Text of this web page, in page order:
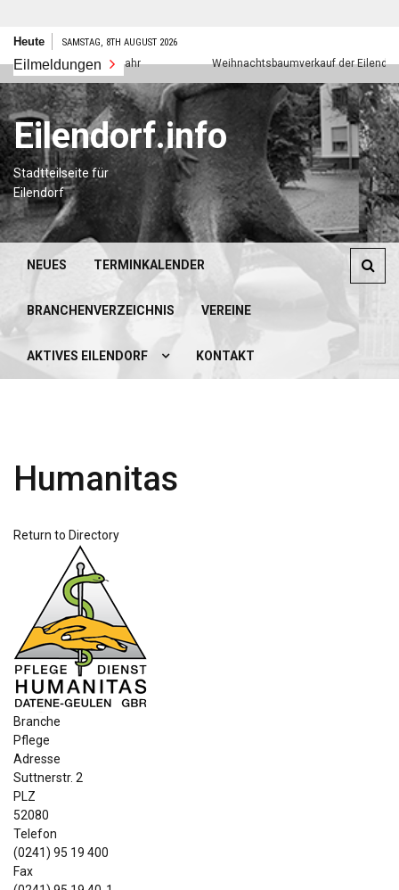
Zum
springen
Heute SAMSTAG, 8TH AUGUST 2026
Eilmeldungen
Frohes neues Jahr Weihnachtsbaumverkauf der Eilendorfer
Eilendorf.info
Stadtteilseite für
Eilendorf
NEUES TERMINKALENDER
BRANCHENVERZEICHNIS VEREINE
AKTIVES EILENDORF KONTAKT
Humanitas
Return to Directory
Branche
Pflege
Adresse
Suttnerstr. 2
PLZ
52080
Telefon
(0241) 95 19 400
Fax